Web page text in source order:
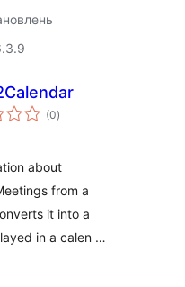
(0загальний
рейтинг
)
about
from a
it into a
in a calen …